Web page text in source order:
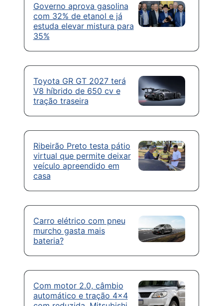
Governo aprova gasolina
com 32% de etanol e já
estuda elevar mistura para
35%
Toyota GR GT 2027 terá
V8 híbrido de 650 cv e
tração traseira
Ribeirão Preto testa pátio
virtual que permite deixar
veículo apreendido em
casa
Carro elétrico com pneu
murcho gasta mais
bateria?
Com motor 2.0, câmbio
automático e tração 4×4